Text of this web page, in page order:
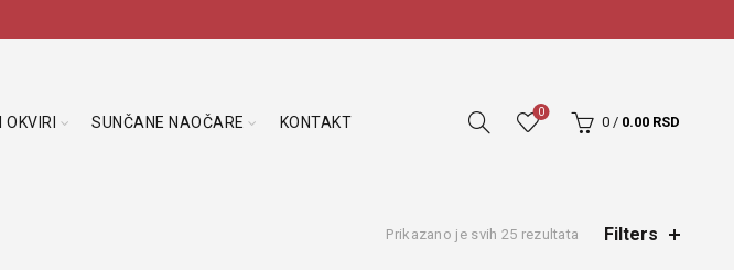
SUNČANE NAOČARE KONTAKT
0
0 / 0.00 RSD
Prikazano je svih 25 rezultata Filters